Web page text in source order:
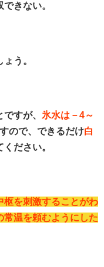
きない。
う。
すが、 氷水は－4～
ので、できるだけ白
ださい。
枢を刺激することがわ
温を頼むようにした